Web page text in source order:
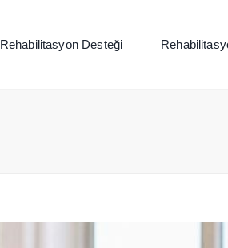
Rehabilitasyon Desteği